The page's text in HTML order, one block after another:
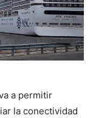
a permitir
la conectividad